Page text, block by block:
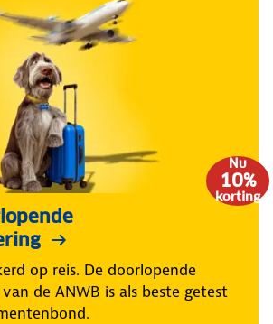
Nu
10%
korting
op reis. De doorlopende
de ANWB is als beste getest